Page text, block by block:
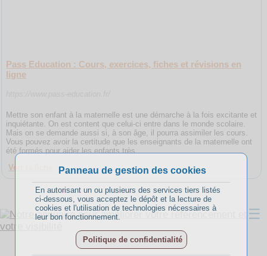
Pass Education : Cours, exercices, fiches et révisions en
ligne
Mettre son enfant à la maternelle est une démarche à la fois excitante et
inquiétante. On est content que celui-ci entre dans le monde scolaire.
Mais on se demande aussi si, à son âge, il pourra assimiler les cours.
Vous pouvez avoir la certitude que les enseignants de la maternelle ont
été formés pour aider les enfants très
Voir la fiche
☰
Panneau de gestion des cookies
En autorisant un ou plusieurs des services tiers listés
ci-dessous, vous acceptez le dépôt et la lecture de
cookies et l'utilisation de technologies nécessaires à
leur bon fonctionnement.
Politique de confidentialité